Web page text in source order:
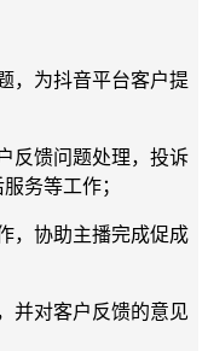
，为抖音平台客户提
反馈问题处理，投诉
务等工作；
，协助主播完成促成
并对客户反馈的意见